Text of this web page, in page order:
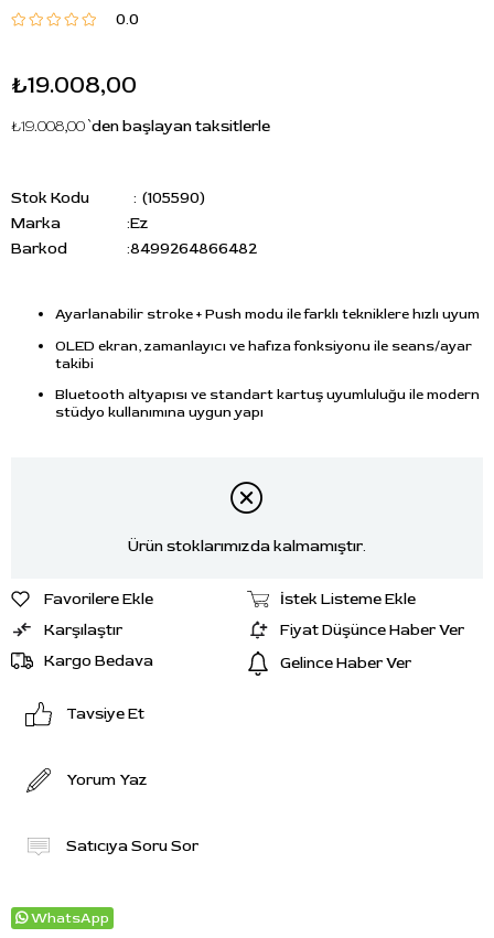
0.0
₺19.008,00
₺19.008,00`den başlayan taksitlerle
Stok Kodu
(105590)
Marka
:Ez
Barkod
:8499264866482
Ayarlanabilir stroke + Push modu ile farklı tekniklere hızlı uyum
OLED ekran, zamanlayıcı ve hafıza fonksiyonu ile seans/ayar
takibi
Bluetooth altyapısı ve standart kartuş uyumluluğu ile modern
stüdyo kullanımına uygun yapı
Ürün stoklarımızda kalmamıştır.
Favorilere Ekle
İstek Listeme Ekle
Karşılaştır
Fiyat Düşünce Haber Ver
Kargo Bedava
Gelince Haber Ver
Tavsiye Et
Yorum Yaz
Satıcıya Soru Sor
WhatsApp